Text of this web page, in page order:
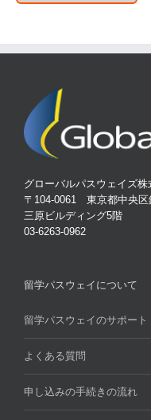
グローバルパスウェイズ株
〒104-0061 東京都中央区
三原ビルディング5階
03-6263-0962
留学パスウェイについて
留学パスウェイのサポート
よくある質問
申し込みの手続きの流れ